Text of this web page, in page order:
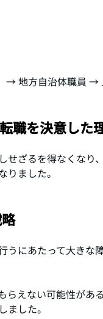
→ 地方自治体職員 →
職を決意した
せざるを得なくなり
ました。
うにあたって大きな
らえない可能性があ
した。